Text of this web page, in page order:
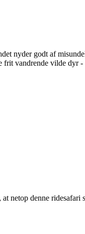
nyder godt af
frit vandrende vilde dyr
denne ridesafari